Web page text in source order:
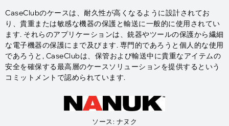
CaseClubのケースは、耐久性が高くなるように設計されてお
り、貴重または敏感な機器の保護と輸送に一般的に使用されてい
ます. それらのアプリケーションは、銃器やツールの保護から繊細
な電子機器の保護にまで及びます. 専門的であろうと個人的な使用
であろうと, CaseClubは、保管および輸送中に貴重なアイテムの
安全を確保する最高層のケースソリューションを提供するという
コミットメントで認められています.
ソース: ナヌク